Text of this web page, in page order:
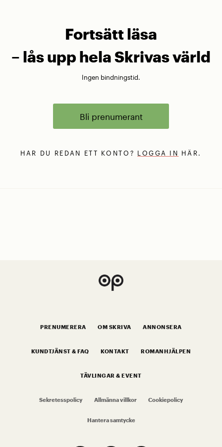
Fortsätt läsa
– lås upp hela Skrivas värld
Ingen bindningstid.
Bli prenumerant
HAR DU REDAN ETT KONTO? LOGGA IN HÄR.
PRENUMERERA OM SKRIVA ANNONSERA
KUNDTJÄNST & FAQ KONTAKT ROMANHJÄLPEN
TÄVLINGAR & EVENT
Sekretesspolicy Allmänna villkor Cookiepolicy
Hantera samtycke